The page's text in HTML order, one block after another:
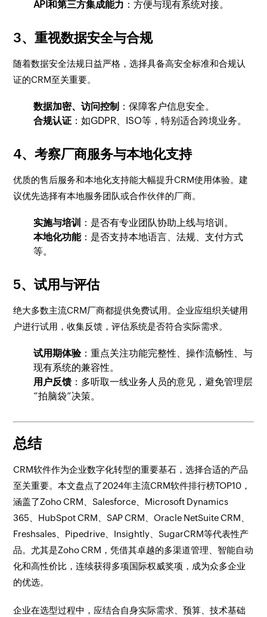
API和第三方集成能力 ：方便与现有系统对接。
3、重视数据安全与合规
随着数据安全法规日益严格，选择具备高安全标准和合规认
证的CRM至关重要。
数据加密、访问控制 ：保障客户信息安全。
合规认证 ：如GDPR、ISO等，特别适合跨境业务。
4、考察厂商服务与本地化支持
优质的售后服务和本地化支持能大幅提升CRM使用体验。建
议优先选择有本地服务团队或合作伙伴的厂商。
实施与培训 ：是否有专业团队协助上线与培训。
本地化功能：是否支持本地语言、法规、支付方式
等。
5、试用与评估
绝大多数主流CRM厂商都提供免费试用。企业应组织关键用
户进行试用，收集反馈，评估系统是否符合实际需求。
试用期体验：重点关注功能完整性、操作流畅性、与
现有系统的兼容性。
用户反馈 ：多听取一线业务人员的意见，避免管理层
“拍脑袋”决策。
总结
CRM软件作为企业数字化转型的重要基石，选择合适的产品
至关重要。本文盘点了2024年主流CRM软件排行榜TOP10，
涵盖了Zoho CRM、Salesforce、Microsoft Dynamics
365、HubSpot CRM、SAP CRM、Oracle NetSuite CRM、
Freshsales、Pipedrive、Insightly、SugarCRM等代表性产
品。尤其是Zoho CRM，凭借其卓越的多渠道管理、智能自动
化和高性价比，连续获得多项国际权威奖项，成为众多企业
的优选。
企业在选型过程中，应结合自身实际需求、预算、技术基础